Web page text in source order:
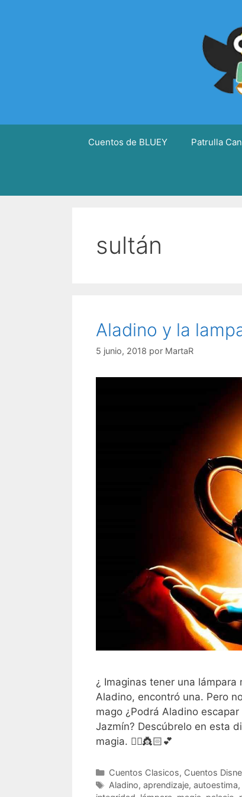
Cuentos de BLUEY Patrulla
sultán
Aladino y la
5 junio, 2018 por MartaR
¿ Imaginas tener una
Aladino, encontró una. Pero
mago ¿Podrá Aladino
Jazmín? Descúbrelo en esta
magia. 🧞‍♂️👸🏻💕
Categorías
Cuentos Clasicos, Cuentos
Etiquetas
Aladino, aprendizaje, autoestima,